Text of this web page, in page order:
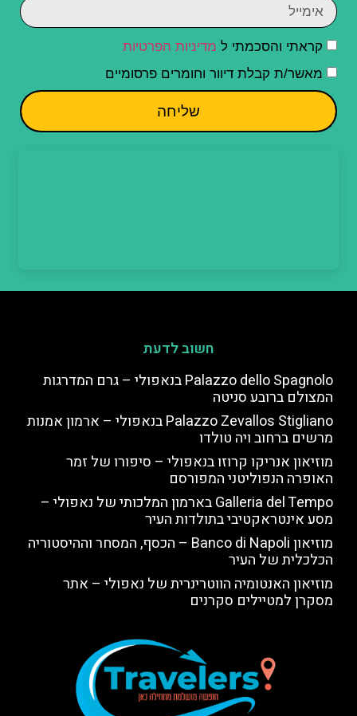
קראתי והסכמתי ל מדיניות הפרטיות
מאשר/ת קבלת דיוור וחומרים פרסומיים
שליחה
חשוב לדעת
Palazzo dello Spagnolo בנאפולי – גרם המדרגות
המצולם ברובע סניטה
Palazzo Zevallos Stigliano בנאפולי – ארמון אמנות
מרשים ברחוב ויה טולדו
מוזיאון אנריקו קרוזו בנאפולי – סיפורו של זמר
האופרה הנפוליטני המפורסם
Galleria del Tempo בארמון המלכותי של נאפולי –
מסע אינטראקטיבי בתולדות העיר
מוזיאון Banco di Napoli – הכסף, המסחר וההיסטוריה
הכלכלית של העיר
מוזיאון האנטומיה הווטרינרית של נאפולי – אתר
מסקרן למטיילים סקרנים